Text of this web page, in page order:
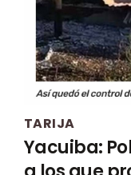
TARIJA
Yacuiba: